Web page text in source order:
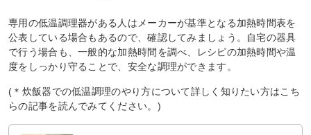
専用の低温調理器がある人はメーカーが基準となる加熱時間表を
公表している場合もあるので、確認してみましょう。自宅の器具
で行う場合も、一般的な加熱時間を調べ、レシピの加熱時間や温
度をしっかり守ることで、安全な調理ができます。
(＊炊飯器での低温調理のやり方について詳しく知りたい方はこち
らの記事を読んでみてください。)